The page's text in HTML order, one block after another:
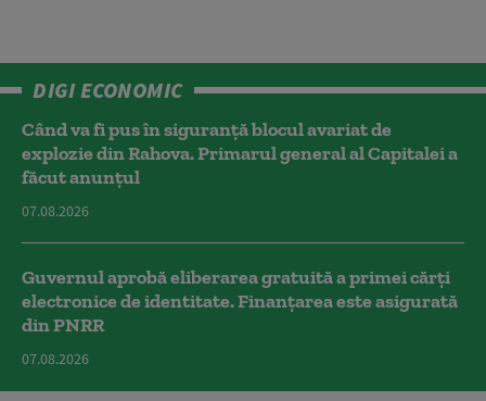
DIGI ECONOMIC
Când va fi pus în siguranță blocul avariat de
explozie din Rahova. Primarul general al Capitalei a
făcut anunțul
07.08.2026
Guvernul aprobă eliberarea gratuită a primei cărţi
electronice de identitate. Finanțarea este asigurată
din PNRR
07.08.2026